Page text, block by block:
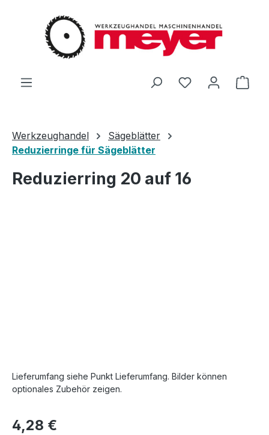
Zum Hauptinhalt springen
Du hast 0
Werkzeughandel
Sägeblätter
Reduzierringe für Sägeblätter
Reduzierring 20 auf 16
Lieferumfang siehe Punkt Lieferumfang. Bilder können
optionales Zubehör zeigen.
Regulärer Preis:
4,28 €